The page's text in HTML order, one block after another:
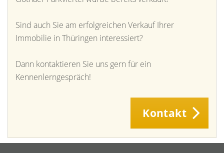
Sind auch Sie am erfolgreichen Verkauf Ihrer
Immobilie in Thüringen interessiert?
Dann kontaktieren Sie uns gern für ein
Kennenlerngespräch!
Kontakt